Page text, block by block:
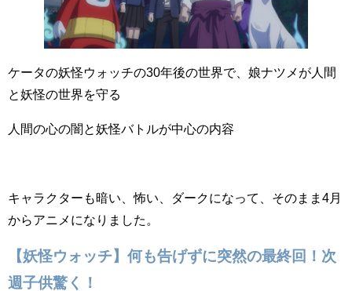
ケータの妖怪ウォッチの30年後の世界で、娘ナツメが人間
と妖怪の世界を守る
人間の心の闇と妖怪バトルが中心の内容
キャラクターも暗い、怖い、ダークになって、そのまま4月
からアニメになりました。
【妖怪ウォッチ】何も告げずに突然の最終回！次
週子供驚く！